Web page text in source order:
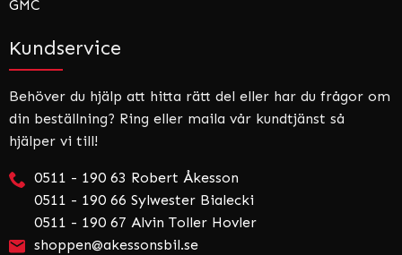
GMC
Kundservice
Behöver du hjälp att hitta rätt del eller har du frågor om
din beställning? Ring eller maila vår kundtjänst så
hjälper vi till!
0511 - 190 63 Robert Åkesson
0511 - 190 66 Sylwester Bialecki
0511 - 190 67 Alvin Toller Hovler
shoppen@akessonsbil.se